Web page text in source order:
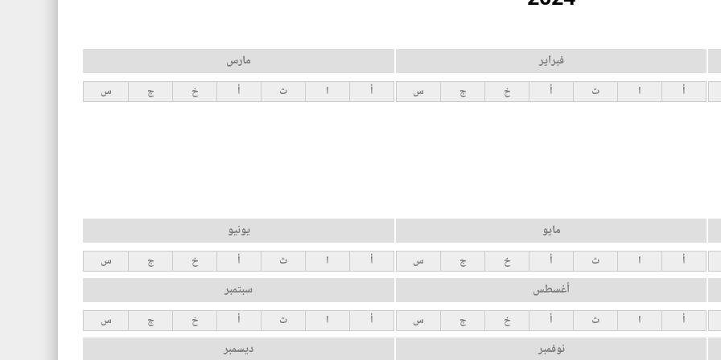
فبراير
أ ا ث أ خ ج س
مارس
أ ا ث أ خ ج س
مايو
أ ا ث أ خ ج س
يونيو
أ ا ث أ خ ج س
أغسطس
أ ا ث أ خ ج س
سبتمبر
أ ا ث أ خ ج س
نوفمبر ديسمبر